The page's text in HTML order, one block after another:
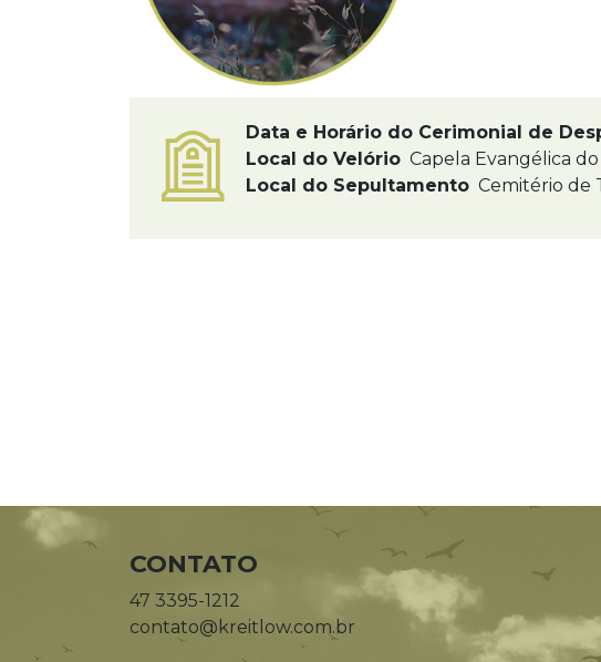
Data e Horário do Cerimonial de
Local do Velório Capela Evangélica
Local do Sepultamento Cemitério de
CONTATO
47 3395-1212
contato@kreitlow.com.br